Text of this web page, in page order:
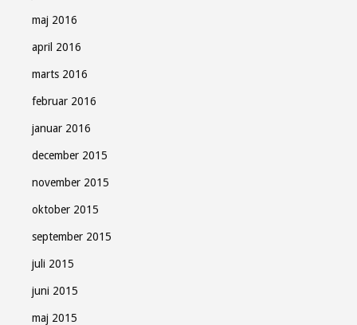
maj 2016
april 2016
marts 2016
februar 2016
januar 2016
december 2015
november 2015
oktober 2015
september 2015
juli 2015
juni 2015
maj 2015